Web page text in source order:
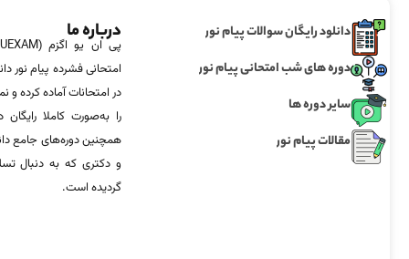
دانلود رایگان سوالات پیام نور
دوره های شب امتحانی پیام نور
سایر دوره ها
مقالات پیام نور
درباره ما
امتحانی فشرده پیام نور
در امتحانات آماده‌ کرده
را به‌صورت کاملا
همچنین دوره‌های جامع
و دکتری که به دنبال
گردیده است.